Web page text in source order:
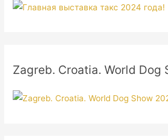
Zagreb. Croatia. World Dog